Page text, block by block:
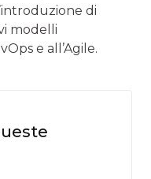
di
modelli
e all’Agile.